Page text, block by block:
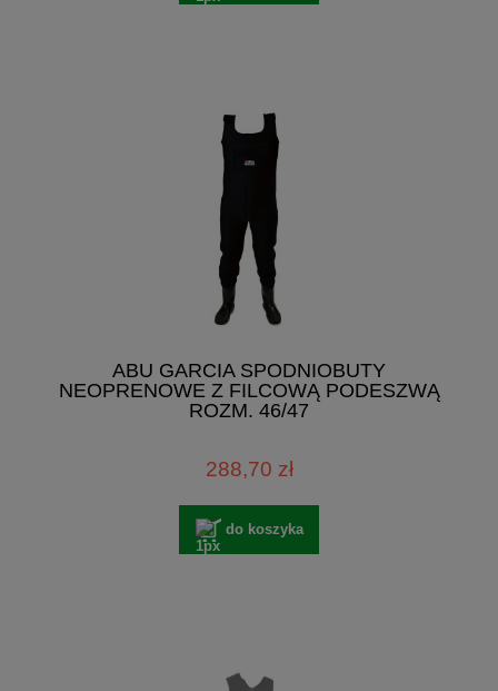
ABU GARCIA SPODNIOBUTY
NEOPRENOWE Z FILCOWĄ PODESZWĄ
ROZM. 46/47
288,70 zł
do koszyka